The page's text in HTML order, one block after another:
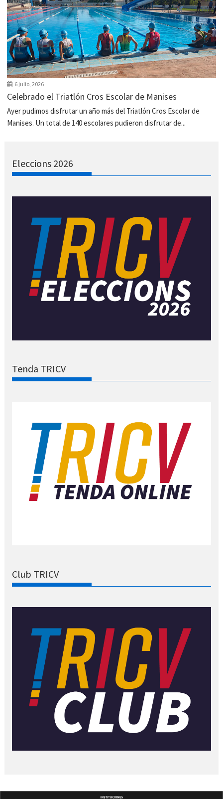
6 julio, 2026
Celebrado el Triatlón Cros Escolar de Manises
Ayer pudimos disfrutar un año más del Triatlón Cros Escolar de
Manises. Un total de 140 escolares pudieron disfrutar de...
Eleccions 2026
Tenda TRICV
Club TRICV